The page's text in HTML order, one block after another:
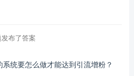
布了答案
统要怎么做才能达到引流增粉？